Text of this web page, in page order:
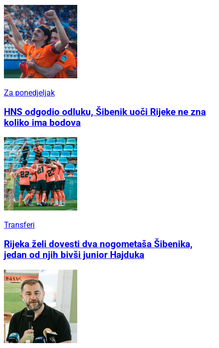
Za ponedjeljak
HNS odgodio odluku, Šibenik uoči Rijeke ne zna
koliko ima bodova
Transferi
Rijeka želi dovesti dva nogometaša Šibenika,
jedan od njih bivši junior Hajduka